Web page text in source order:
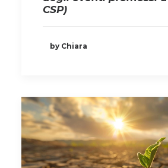
CSP)
by Chiara